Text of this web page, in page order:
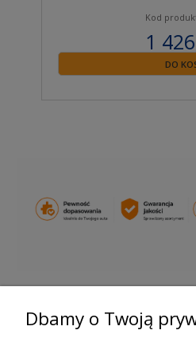
Kod
1
zawiera
DO
ZAPISZ SIĘ DO
Dbamy o Twoją